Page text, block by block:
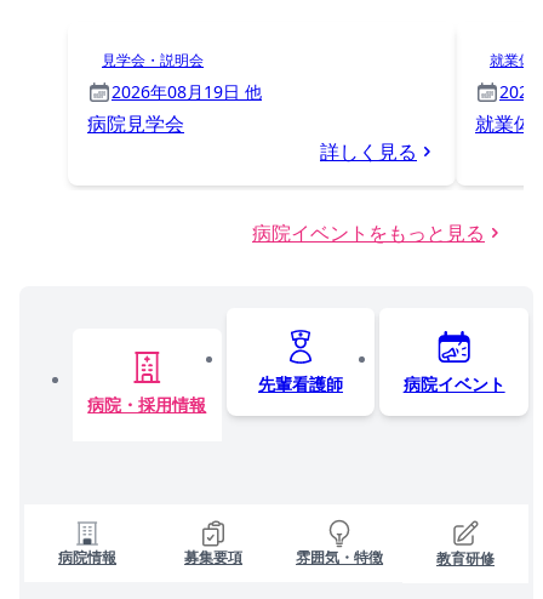
見学会・説明会
2026年08月19日 他
病院見学会
詳しく見る
就業体
2026
就業体
病院イベントをもっと見る
病院・採用情報
先輩看護師 病院イベント
病院情報 募集要項 雰囲気・特徴 教育研修